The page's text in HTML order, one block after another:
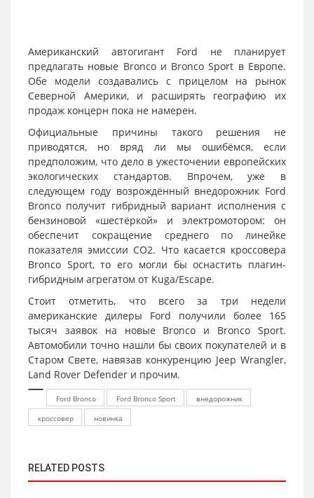
Американский автогигант Ford не планирует
предлагать новые Bronco и Bronco Sport в Европе.
Обе модели создавались с прицелом на рынок
Северной Америки, и расширять географию их
продаж концерн пока не намерен.
Официальные причины такого решения не
приводятся, но вряд ли мы ошибёмся, если
предположим, что дело в ужесточении европейских
экологических стандартов. Впрочем, уже в
следующем году возрождённый внедорожник Ford
Bronco получит гибридный вариант исполнения с
бензиновой «шестёркой» и электромотором: он
обеспечит сокращение среднего по линейке
показателя эмиссии CO2. Что касается кроссовера
Bronco Sport, то его могли бы оснастить плагин-
гибридным агрегатом от Kuga/Escape.
Стоит отметить, что всего за три недели
американские дилеры Ford получили более 165
тысяч заявок на новые Bronco и Bronco Sport.
Автомобили точно нашли бы своих покупателей и в
Старом Свете, навязав конкуренцию Jeep Wrangler,
Land Rover Defender и прочим.
Ford Bronco Ford Bronco Sport
внедорожник
кроссовер
новинка
RELATED POSTS